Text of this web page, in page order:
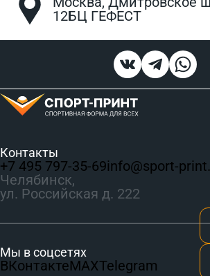
12БЦ ГЕФЕСТ
Контакты
+7 495 797‑35-69info@sport-
Челябинск,
ул. Российская д. 222
Мы в соцсетях
ВКонтактеMAXTelegram